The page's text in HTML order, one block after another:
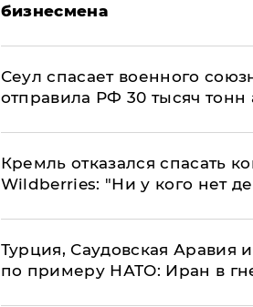
бизнесмена
​Сеул спасает военного
отправила РФ 30 тысяч тонн
Кремль отказался спасать
Wildberries: "Ни у кого нет
Турция, Саудовская Аравия
по примеру НАТО: Иран в